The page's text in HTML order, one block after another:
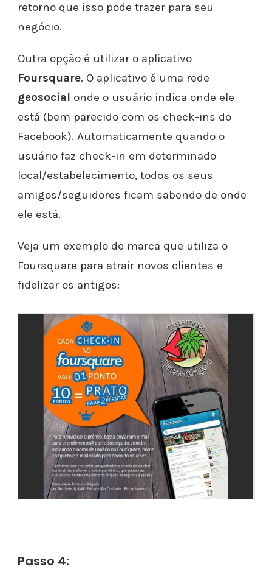
retorno que isso pode trazer para seu
negócio.
Outra opção é utilizar o aplicativo
Foursquare. O aplicativo é uma rede
geosocial onde o usuário indica onde ele
está (bem parecido com os check-ins do
Facebook). Automaticamente quando o
usuário faz check-in em determinado
local/estabelecimento, todos os seus
amigos/seguidores ficam sabendo de onde
ele está.
Veja um exemplo de marca que utiliza o
Foursquare para atrair novos clientes e
fidelizar os antigos:
Passo 4: